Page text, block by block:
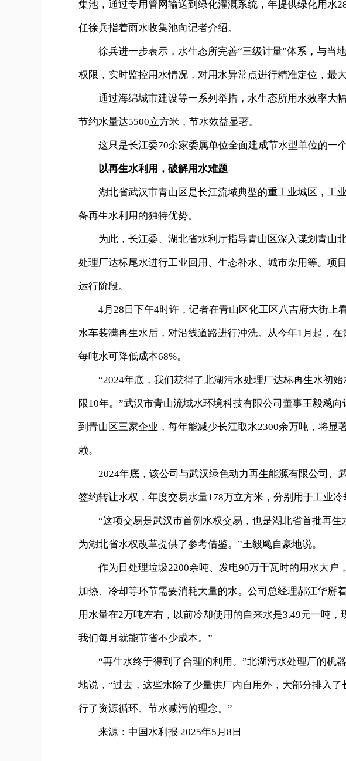
集池，通过专用管网输送到绿化灌溉系统，年提供绿化用水
任徐兵指着雨水收集池向记者介绍。
徐兵进一步表示，水生态所完善“三级计量”体系，与当
权限，实时监控用水情况，对用水异常点进行精准定位，最
通过海绵城市建设等一系列举措，水生态所用水效率大
节约水量达5500立方米，节水效益显著。
这只是长江委70余家委属单位全面建成节水型单位的一个
以再生水利用，破解用水难题
湖北省武汉市青山区是长江流域典型的重工业城区，工
备再生水利用的独特优势。
为此，长江委、湖北省水利厅指导青山区深入谋划青山
处理厂达标尾水进行工业回用、生态补水、城市杂用等。项
运行阶段。
4月28日下午4时许，记者在青山区化工区八吉府大街上
水车装满再生水后，对沿线道路进行冲洗。从今年1月起，
每吨水可降低成本68%。
“2024年底，我们获得了北湖污水处理厂达标再生水初始
限10年。”武汉市青山流域水环境科技有限公司董事王毅飚
到青山区三家企业，每年能减少长江取水2300余万吨，将显
赖。
2024年底，该公司与武汉绿色动力再生能源有限公司、
签约转让水权，年度交易水量178万立方米，分别用于工业冷
“这项交易是武汉市首例水权交易，也是湖北省首批再生
为湖北省水权改革提供了参考借鉴。”王毅飚自豪地说。
作为日处理垃圾2200余吨、发电90万千瓦时的用水大户
加热、冷却等环节需要消耗大量的水。公司总经理郝江华掰
用水量在2万吨左右，以前冷却使用的自来水是3.49元一吨
我们每月就能节省不少成本。”
“再生水终于得到了合理的利用。”北湖污水处理厂的机
地说，“过去，这些水除了少量供厂内自用外，大部分排入
行了资源循环、节水减污的理念。”
来源：中国水利报 2025年5月8日